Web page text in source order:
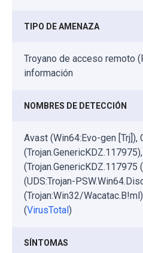
TIPO DE AMENAZA
Troyano de acceso remoto
información
NOMBRES DE DETECCIÓN
Avast (Win64:Evo-gen [Trj]),
(Trojan.GenericKDZ.117975
(UDS:Trojan-
(Trojan:Win32/
(VirusTotal)
SÍNTOMAS